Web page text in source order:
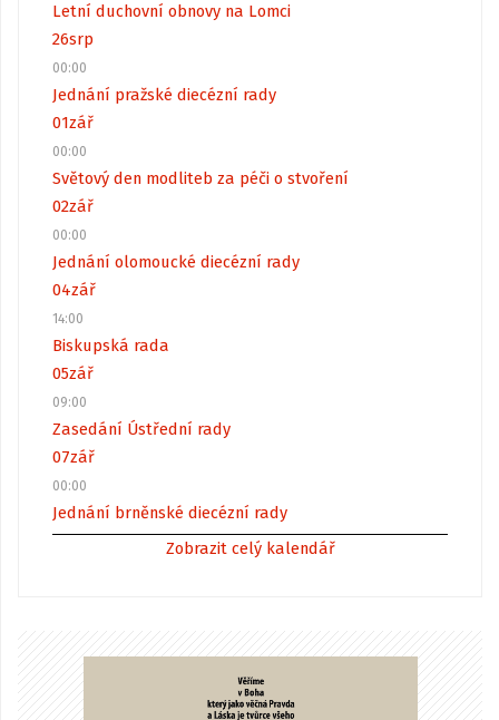
Letní duchovní obnovy na Lomci
26srp
00:00
Jednání pražské diecézní rady
01zář
00:00
Světový den modliteb za péči o stvoření
02zář
00:00
Jednání olomoucké diecézní rady
04zář
14:00
Biskupská rada
05zář
09:00
Zasedání Ústřední rady
07zář
00:00
Jednání brněnské diecézní rady
Zobrazit celý kalendář